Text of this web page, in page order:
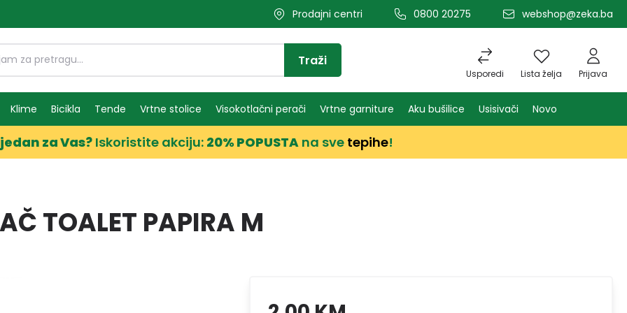
Prodajni centri 0800 20275 webshop@zeka.ba
Usporedi Lista želja Prijava
Traži
Klime Bicikla Tende Vrtne stolice Visokotlačni perači Vrtne garniture Aku bušilice Usisivači Novo
za Vas?Iskoristite akciju: 20% POPUSTA na sve tepihe!
TOALET PAPIRA M